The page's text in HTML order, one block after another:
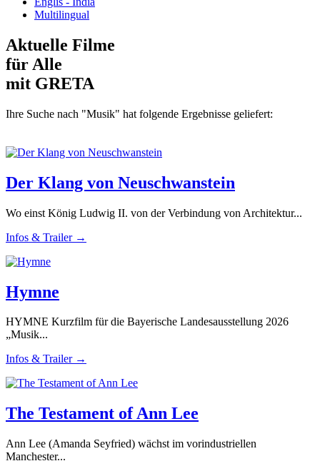
Multilingual
Aktuelle Filme
für Alle
mit GRETA
Ihre Suche nach "Musik" hat folgende Ergebnisse geliefert:
Der Klang von Neuschwanstein
Wo einst König Ludwig II. von der Verbindung von Architektur...
Infos & Trailer →
Hymne
HYMNE Kurzfilm für die Bayerische Landesausstellung 2026
„Musik...
Infos & Trailer →
The Testament of Ann Lee
Ann Lee (Amanda Seyfried) wächst im vorindustriellen
Manchester...